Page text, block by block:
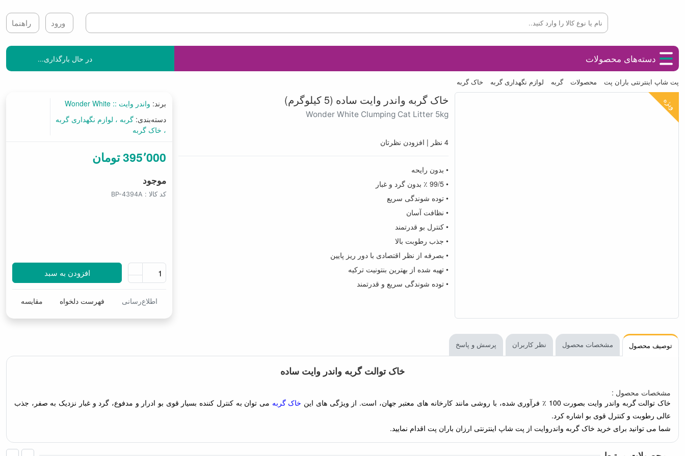
ورود راهنما
دسته‌های محصولات در حال بارگذاری...
پت شاپ اینترنتی باران پت محصولات گربه لوازم نگهداری گربه خاک گربه
ویژه خاک گربه واندر وایت ساده (5 کیلوگرم)
Wonder White Clumping Cat Litter 5kg
4 نظر | افزودن نظرتان
• بدون رایحه
• 99/5 ٪ بدون گرد و غبار
• توده شوندگی سریع
• نظافت آسان
• کنترل بو قدرتمند
• جذب رطوبت بالا
• بصرفه از نظر اقتصادی با دور ریز پایین
• تهیه شده از بهترین بنتونیت ترکیه
• توده شوندگی سریع و قدرتمند
برند: واندر وایت :: Wonder White
دسته‌بندی:گربه
لوازم نگهداری گربه
خاک گربه
395٬000 تومان
موجود
کد کالا : BP-4394A
افزودن به سبد
اطلاع‌رسانی فهرست دلخواه مقایسه
توصیف محصول مشخصات محصول نظر کاربران پرسش و پاسخ
خاک توالت گربه واندر وایت ساده
مشخصات محصول :
خاک توالت گربه واندر وایت بصورت 100 ٪ فرآوری شده، با روشی مانند کارخانه های معتبر جهان، است. از ویژگی های این
خاک گربه می توان به کنترل کننده بسیار قوی بو ادرار و مدفوع، گرد و غبار نزدیک به صفر، جذب
عالی رطوبت و کنترل قوی بو اشاره کرد.
شما می توانید برای خرید خاک گربه واندروایت از پت شاپ اینترنتی ارزان باران پت اقدام نمایید.